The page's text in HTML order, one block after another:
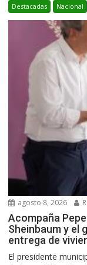
Destacadas Nacional
agosto 8, 2026
Acompaña
Sheinbaum y el
entrega de
El presidente